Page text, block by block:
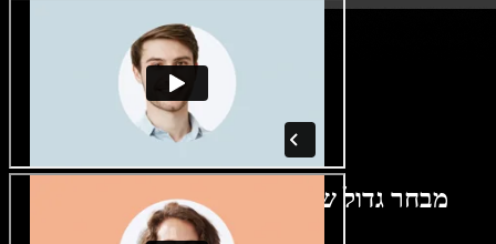
מבחר גדול של קולות נשים וגברים במגוון
מבטאים